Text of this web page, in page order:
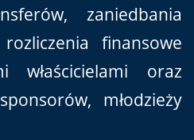
zaniedbania
finansowe
właścicielami oraz
młodzieży